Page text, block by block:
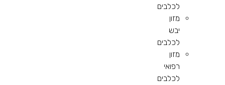
לכלבים
מזון
יבש
לכלבים
מזון
רפואי
לכלבים